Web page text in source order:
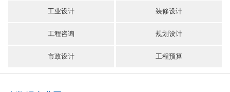
工业设计 装修设计
工程咨询 规划设计
市政设计 工程预算